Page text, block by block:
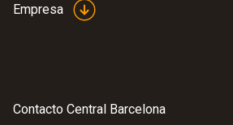
Empresa
Contacto Central Barcelona